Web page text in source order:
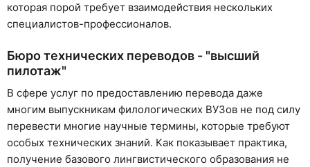
которая порой требует взаимодействия нескольких
специалистов-профессионалов.
Бюро технических переводов - "высший
пилотаж"
В сфере услуг по предоставлению перевода даже
многим выпускникам филологических ВУЗов не под силу
перевести многие научные термины, которые требуют
особых технических знаний. Как показывает практика,
получение базового лингвистического образования не